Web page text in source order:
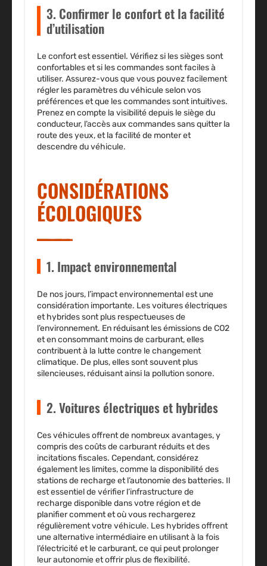
3. Confirmer le confort et la facilité
d’utilisation
Le confort est essentiel. Vérifiez si les sièges sont
confortables et si les commandes sont faciles à
utiliser. Assurez-vous que vous pouvez facilement
régler les paramètres du véhicule selon vos
préférences et que les commandes sont intuitives.
Prenez en compte la visibilité depuis le siège du
conducteur, l’accès aux commandes sans quitter la
route des yeux, et la facilité de monter et
descendre du véhicule.
CONSIDÉRATIONS
ÉCOLOGIQUES
1. Impact environnemental
De nos jours, l’impact environnemental est une
considération importante. Les voitures électriques
et hybrides sont plus respectueuses de
l’environnement. En réduisant les émissions de CO2
et en consommant moins de carburant, elles
contribuent à la lutte contre le changement
climatique. De plus, elles sont souvent plus
silencieuses, réduisant ainsi la pollution sonore.
2. Voitures électriques et hybrides
Ces véhicules offrent de nombreux avantages, y
compris des coûts de carburant réduits et des
incitations fiscales. Cependant, considérez
également les limites, comme la disponibilité des
stations de recharge et l’autonomie des batteries. Il
est essentiel de vérifier l’infrastructure de
recharge disponible dans votre région et de
planifier comment et où vous rechargerez
régulièrement votre véhicule. Les hybrides offrent
une alternative intermédiaire en utilisant à la fois
l’électricité et le carburant, ce qui peut prolonger
leur autonomie et offrir plus de flexibilité.